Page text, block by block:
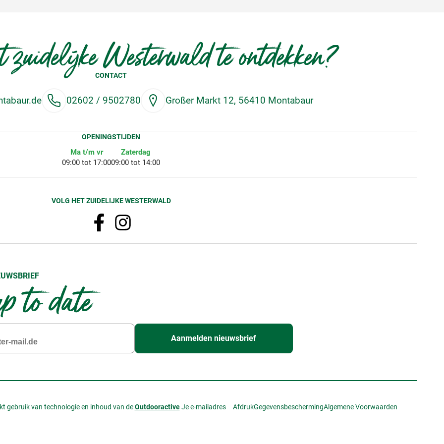
Westerwald te ontdekken?
CONTACT
02602 / 9502780 Großer Markt 12, 56410 Montabaur
OPENINGSTIJDEN
Ma t/m vr
09:00 tot 17:00
Zaterdag
09:00 tot 14:00
VOLG HET ZUIDELIJKE WESTERWALD
to date
Aanmelden nieuwsbrief
gebruik van technologie en inhoud van deOutdooractiveJe e-mailadres AfdrukGegevensbeschermingAlgemene Voorwaarden